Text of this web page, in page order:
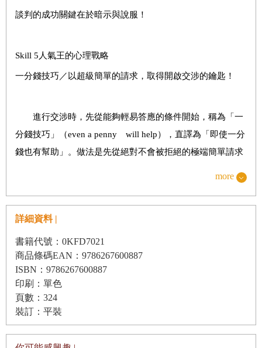
Part 2 心理技巧大補帖
Skill 2人氣王的心理戰略
認知失調理論／即使被討厭的人讚美，也是一件開心的事
ＹＥＳ心理定向／希望對方忠實聽從命令，先從拜託小事開
談判的成功關鍵在於暗示與說服！
Skill 5人氣王的心理戰略
一分錢技巧／以超級簡單的請求，取得開啟交涉的鑰匙！
進行交涉時，先從能夠輕易答應的條件開始，稱為「一
分錢技巧」（even a penny will help），直譯為「即使一分
錢也有幫助」。做法是先從絕對不會被拒絕的極端簡單請求
不如設定較低的條件，「即使一分錢（小額）也好，請捐款
贊助」，最後募到的款項更高。基於「反正金額不高」而捐
款的人，實際上也捐了高於一分錢的款項。不論一開始的動
機是什麼，藉著他人承諾捐款，產生回應期待的心理作用，
因而得到比原先要求更高的成果。
more
詳細資料 |
書籍代號：0KFD7021
商品條碼EAN：9786267600887
ISBN：9786267600887
印刷：單色
頁數：324
裝訂：平裝